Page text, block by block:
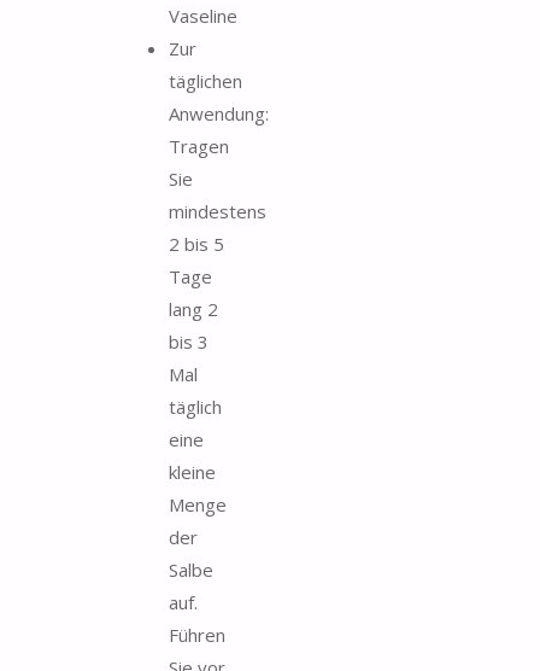
Vaseline
Zur
täglichen
Anwendung:
Tragen
Sie
mindestens
2 bis 5
Tage
lang 2
bis 3
Mal
täglich
eine
kleine
Menge
der
Salbe
auf.
Führen